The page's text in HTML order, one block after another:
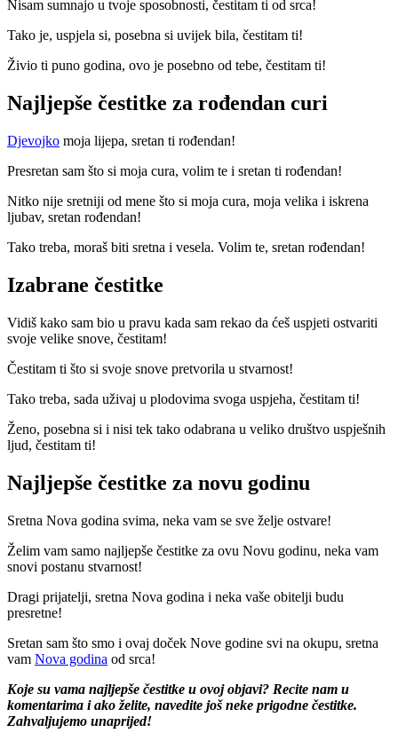
Nisam sumnajo u tvoje sposobnosti, čestitam ti od srca!
Tako je, uspjela si, posebna si uvijek bila, čestitam ti!
Živio ti puno godina, ovo je posebno od tebe, čestitam ti!
Najljepše čestitke za rođendan curi
Djevojko moja lijepa, sretan ti rođendan!
Presretan sam što si moja cura, volim te i sretan ti rođendan!
Nitko nije sretniji od mene što si moja cura, moja velika i iskrena
ljubav, sretan rođendan!
Tako treba, moraš biti sretna i vesela. Volim te, sretan rođendan!
Izabrane čestitke
Vidiš kako sam bio u pravu kada sam rekao da ćeš uspjeti ostvariti
svoje velike snove, čestitam!
Čestitam ti što si svoje snove pretvorila u stvarnost!
Tako treba, sada uživaj u plodovima svoga uspjeha, čestitam ti!
Ženo, posebna si i nisi tek tako odabrana u veliko društvo uspješnih
ljud, čestitam ti!
Najljepše čestitke za novu godinu
Sretna Nova godina svima, neka vam se sve želje ostvare!
Želim vam samo najljepše čestitke za ovu Novu godinu, neka vam
snovi postanu stvarnost!
Dragi prijatelji, sretna Nova godina i neka vaše obitelji budu
presretne!
Sretan sam što smo i ovaj doček Nove godine svi na okupu, sretna
vam Nova godina od srca!
Koje su vama najljepše čestitke u ovoj objavi? Recite nam u
komentarima i ako želite, navedite još neke prigodne čestitke.
Zahvaljujemo unaprijed!